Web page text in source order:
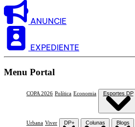
ANUNCIE
EXPEDIENTE
Menu Portal
COPA 2026 Política Economia Esportes DP
Urbana Viver DP+ Colunas Blogs